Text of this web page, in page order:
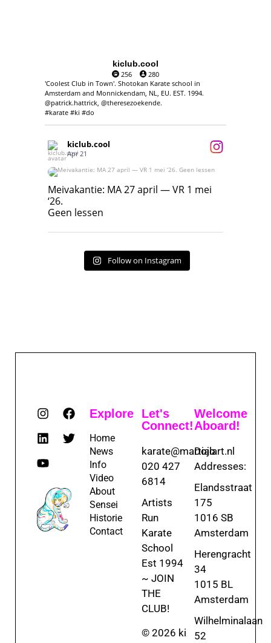
kiclub.cool
256
280
'Coolest Club in Town'. Shotokan Karate school in
Amsterdam and Monnickendam, NL, EU. EST. 1994.
@patrick.hattrick, @theresezoekende.
#karate #ki #do
kiclub.cool
Apr 21
Meivakantie: MA 27 april — VR 1 mei ‘26.
Geen lessen
Meivakantie: MA 27 april — VR 1 mei
‘26.
Geen lessen
Follow on Instagram
Explore
Home
News
Info
Video
About
Sensei
Historie
Contact
Let's
Connect!
karate@martialart.nl
020 427
6814
Artists
Run
Karate
School
Est 1994
~ JOIN
THE
CLUB!
© 2026 ki
Welcome
Aboard!
Dojo
Addresses:
Elandsstraat
175
1016 SB
Amsterdam
Herengracht
34
1015 BL
Amsterdam
Wilhelminalaan
52